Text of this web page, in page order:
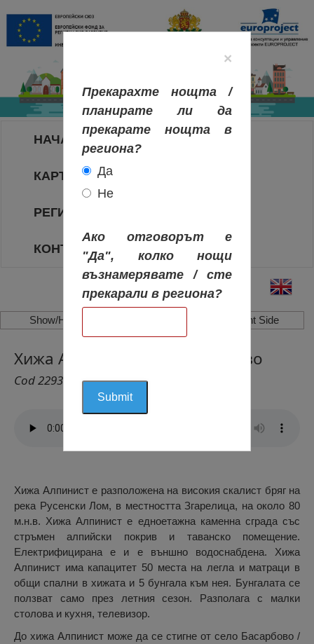
НАЧАЛО
КАРТА НА РЕГИОНИТЕ
РЕГИОНИ
КОНТАКТИ
Show/Hide Left Side Show/Hide Right Side
Хижа Алпинист, село Басарбово
Cod 2293
Хижа Алпинист е разположена на високия скалист бряг на
река Русенски Лом, в местността Згарелица, на около 80
м.н.в. Хижа Алпинист е едноетажна каменна сграда със
стръмен алпийски покрив и таванско помещение.
Електрифицирана е и е външно водоснабдена. Хижа
Алпинист има капацитет 50 места на легла и матраци в
общи спални в хижата и 5 бунгала към нея. Бунгалата се
ползват само през летния сезон. Разполага с малки
столова и кухня, телевизор.
До хижа Алпинист може да се стигне от село Басарбово /
×
Прекарахте нощта /
планирате ли да
прекарате нощта в
региона?
Да
Не
Ако отговорът е
"Да", колко нощи
възнамерявате / сте
прекарали в региона?